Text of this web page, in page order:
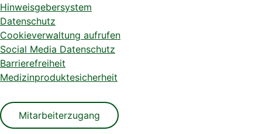
Hinweisgebersystem
Datenschutz
Cookieverwaltung aufrufen
Social Media Datenschutz
Barrierefreiheit
Medizinproduktesicherheit
Mitarbeiterzugang